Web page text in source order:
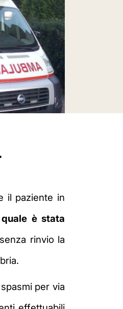
il paziente in
è stata
rinvio la
per via